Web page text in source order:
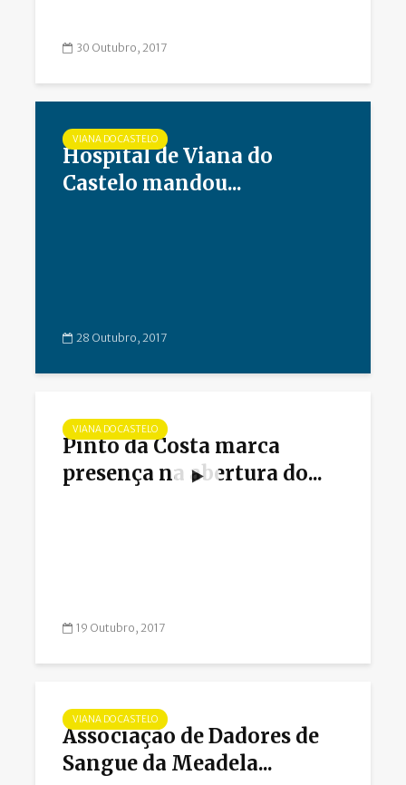
30 Outubro, 2017
VIANA DO CASTELO
Hospital de Viana do
Castelo mandou...
28 Outubro, 2017
VIANA DO CASTELO
Pinto da Costa marca
presença na abertura do...
19 Outubro, 2017
VIANA DO CASTELO
Associação de Dadores de
Sangue da Meadela...